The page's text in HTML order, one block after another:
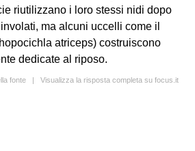
riutilizzano i loro stessi nidi dopo
ma alcuni uccelli come il
atriceps) costruiscono
dedicate al riposo.
fonte | Visualizza la risposta completa su focus.it